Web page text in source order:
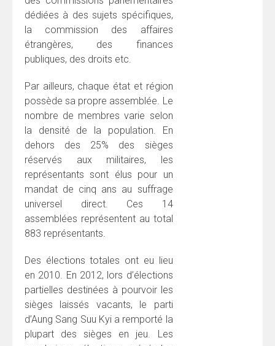
dédiées à des sujets spécifiques,
la commission des affaires
étrangères, des finances
publiques, des droits etc.
Par ailleurs, chaque état et région
possède sa propre assemblée. Le
nombre de membres varie selon
la densité de la population. En
dehors des 25% des sièges
réservés aux militaires, les
représentants sont élus pour un
mandat de cinq ans au suffrage
universel direct. Ces 14
assemblées représentent au total
883 représentants.
Des élections totales ont eu lieu
en 2010. En 2012, lors d’élections
partielles destinées à pourvoir les
sièges laissés vacants, le parti
d’Aung Sang Suu Kyi a remporté la
plupart des sièges en jeu. Les